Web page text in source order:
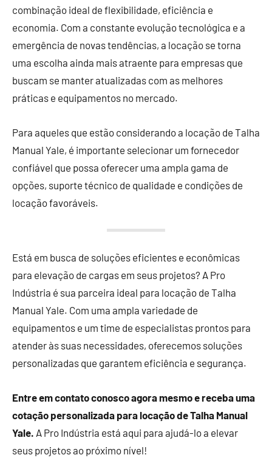
combinação ideal de flexibilidade, eficiência e
economia. Com a constante evolução tecnológica e a
emergência de novas tendências, a locação se torna
uma escolha ainda mais atraente para empresas que
buscam se manter atualizadas com as melhores
práticas e equipamentos no mercado.
Para aqueles que estão considerando a locação de Talha
Manual Yale, é importante selecionar um fornecedor
confiável que possa oferecer uma ampla gama de
opções, suporte técnico de qualidade e condições de
locação favoráveis.
Está em busca de soluções eficientes e econômicas
para elevação de cargas em seus projetos? A Pro
Indústria é sua parceira ideal para locação de Talha
Manual Yale. Com uma ampla variedade de
equipamentos e um time de especialistas prontos para
atender às suas necessidades, oferecemos soluções
personalizadas que garantem eficiência e segurança.
Entre em contato conosco agora mesmo e receba uma
cotação personalizada para locação de Talha Manual
Yale. A Pro Indústria está aqui para ajudá-lo a elevar
seus projetos ao próximo nível!